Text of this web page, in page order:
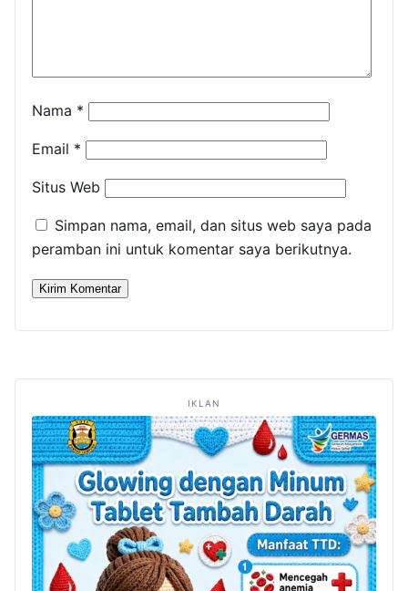
Nama *
Email *
Situs Web
Simpan nama, email, dan situs web saya pada
peramban ini untuk komentar saya berikutnya.
IKLAN